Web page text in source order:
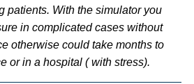
patients. With the simulator you
in complicated cases without
otherwise could take months to
or in a hospital ( with stress).